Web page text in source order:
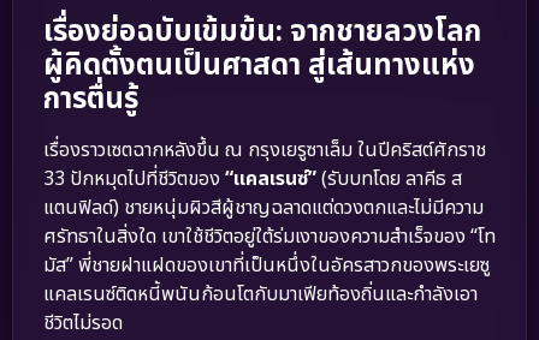
เรื่องย่อฉบับเข้มข้น: จากชายลวงโลก
ผู้คิดตั้งตนเป็นศาสดา สู่เส้นทางแห่ง
การตื่นรู้
เรื่องราวเซตฉากหลังขึ้น ณ กรุงเยรูซาเล็ม ในปีคริสต์ศักราช
33 ปักหมุดไปที่ชีวิตของ “แคลเรนซ์”(รับบทโดย ลาคีธ ส
แตนฟิลด์) ชายหนุ่มผิวสีผู้ชาญฉลาดแต่ดวงตกและไม่มีความ
ศรัทธาในสิ่งใด เขาใช้ชีวิตอยู่ใต้ร่มเงาของความสำเร็จของ “โท
มัส” พี่ชายฝาแฝดของเขาที่เป็นหนึ่งในอัครสาวกของพระเยซู
แคลเรนซ์ติดหนี้พนันก้อนโตกับมาเฟียท้องถิ่นและกำลังเอา
ชีวิตไม่รอด